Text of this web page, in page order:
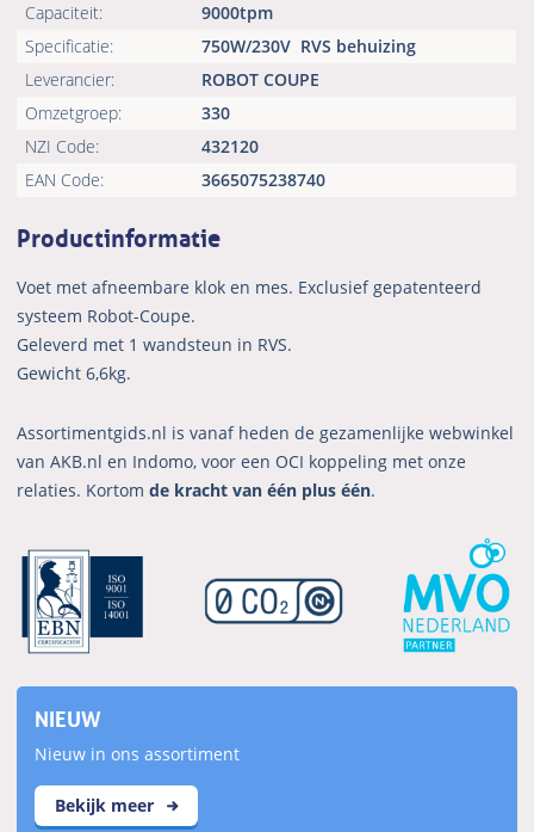
Capaciteit:
9000tpm
Specificatie:
750W/230V RVS behuizing
Leverancier:
ROBOT COUPE
Omzetgroep:
330
NZI Code:
432120
EAN Code:
3665075238740
Productinformatie
Voet met afneembare klok en mes. Exclusief gepatenteerd
systeem Robot-Coupe.
Geleverd met 1 wandsteun in RVS.
Gewicht 6,6kg.
Assortimentgids.nl is vanaf heden de gezamenlijke webwinkel
van AKB.nl en Indomo, voor een OCI koppeling met onze
relaties. Kortomde kracht van één plus één.
NIEUW
Nieuw in ons assortiment
Bekijk meer